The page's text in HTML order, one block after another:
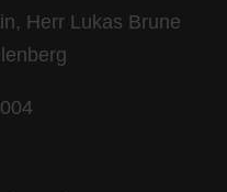
Herr Lukas Brune